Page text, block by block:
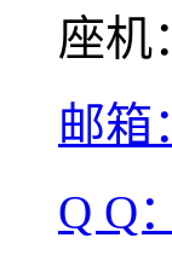
座机
邮箱
Q Q